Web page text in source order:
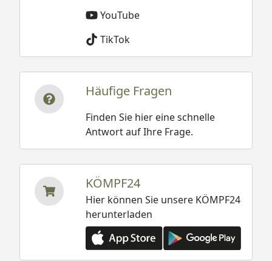
YouTube
TikTok
Häufige Fragen
Finden Sie hier eine schnelle
Antwort auf Ihre Frage.
KÖMPF24
Hier können Sie unsere KÖMPF24
herunterladen